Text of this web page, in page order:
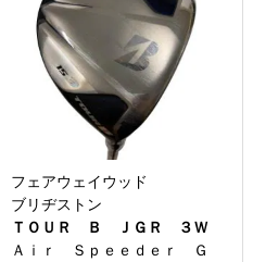
フェアウェイウッド
ブリヂストン
ＴＯＵＲ Ｂ ＪＧＲ ３Ｗ
Ａｉｒ Ｓｐｅｅｄｅｒ Ｇ